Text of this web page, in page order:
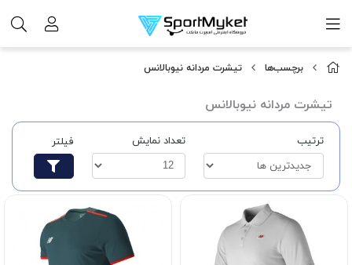
برچسب‌ها تیشرت مردانه نیوبالانس
تیشرت مردانه نیوبالانس
ترتیب تعداد نمایش فیلتر